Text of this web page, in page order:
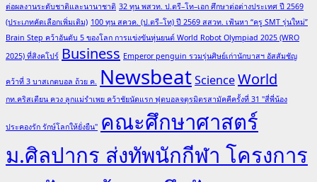
ต่อผลงานระดับชาติและนานาชาติ 32 ทุน พสวท. ป.ตรี–โท–เอก ศึกษาต่อต่างประเทศ ปี 2569
(ประเภทคัดเลือกเพิ่มเติม) 100 ทุน สควค. (ป.ตรี–โท) ปี 2569 สสวท. เฟ้นหา “ครู SMT รุ่นใหม่”
Brain Step คว้าอันดับ 5 ของโลก การแข่งขันหุ่นยนต์ World Robot Olympiad 2025 (WRO
2025) ที่สิงคโปร์ Business Emperor penguin รวมรุ่นศิษย์เก่านักบาสฯ อัสสัมชัญ
คว้าที่ 3 บาสเกตบอล ถ้วย ค. NewsbeatScienceWorld
กท.คริสเตียน ควง ลูกแม่รำเพย คว้าชัยนัดแรก ฟุตบอลจตุรมิตรสามัคคีครั้งที่ 31 "สี่พี่น้อง
ประคองรัก รักษ์โลกให้ยั่งยืน" คณะศึกษาศาสตร์
ม.ศิลปากร ส่งทัพนักกีฬา โครงการ